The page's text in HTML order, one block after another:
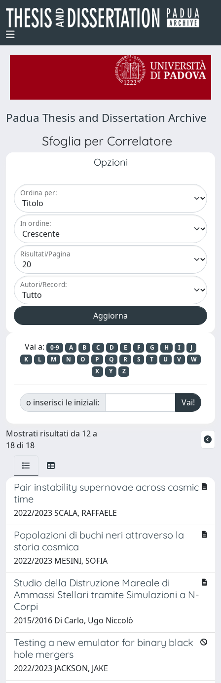
Padua Thesis and Dissertation Archive
Sfoglia per Correlatore
Opzioni
Ordina per:
In ordine:
Risultati/Pagina
Autori/Record:
Vai a: 0-9 A B C D E F G H I
J
K
L M N O P Q R S T U V
W
X
Y Z
o inserisci le iniziali:
Mostrati risultati da 12 a
18 di 18
Pair instability supernovae across cosmic
time
2022/2023 SCALA, RAFFAELE
Popolazioni di buchi neri attraverso la
storia cosmica
2022/2023 MESINI, SOFIA
Studio della Distruzione Mareale di
Ammassi Stellari tramite Simulazioni a N-
Corpi
2015/2016 Di Carlo, Ugo Niccolò
Testing a new emulator for binary black
hole mergers
2022/2023 JACKSON, JAKE